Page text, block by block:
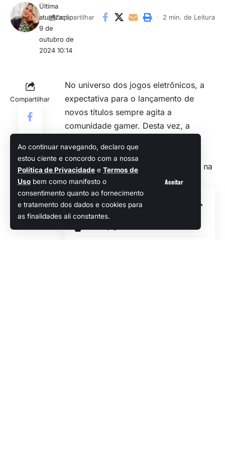
Ao continuar navegando, declaro que
estou ciente e concordo com a nossa
Política de Privacidade e Termos de
Uso bem como manifesto o
consentimento quanto ao fornecimento
e tratamento dos dados e cookies para
as finalidades ali constantes.
Aceitar
Última
atualização:
9 de
outubro de
2024 10:14
Compartilhar 2 min. de Leitura
Compartilhar
No universo dos jogos eletrônicos, a
expectativa para o lançamento de
novos títulos sempre agita a
comunidade gamer. Desta vez, a
lançamento de In Sink, programado
para estrear no dia 12 de novembro na
plataforma Steam.
Sumário
Sobre o jogo In Sink